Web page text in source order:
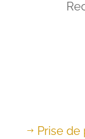
$ Prise